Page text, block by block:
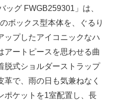
グ FWGB259301」は、
ボックス型本体を、ぐるり
ップしたアイコニックなハ
アートピースを思わせる曲
脱式ショルダーストラップ
で、雨の日も気兼ねなく
ポケットを1室配置し、長